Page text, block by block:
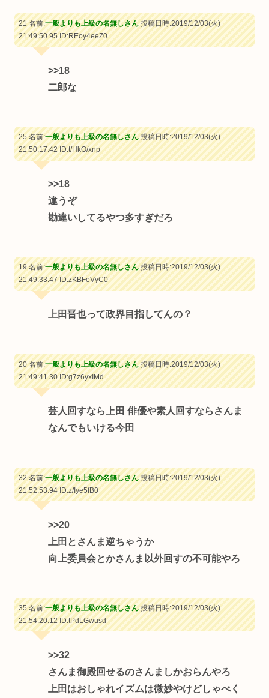
21 名前:一般よりも上級の名無しさん投稿日時:2019/12/03(火)
21:49:50.95ID:REoy4eeZ0
>>18
二郎な
25 名前:一般よりも上級の名無しさん投稿日時:2019/12/03(火)
21:50:17.42ID:t/HkO/xnp
>>18
違うぞ
勘違いしてるやつ多すぎだろ
19 名前:一般よりも上級の名無しさん投稿日時:2019/12/03(火)
21:49:33.47ID:zKBFeVyC0
上田晋也って政界目指してんの？
20 名前:一般よりも上級の名無しさん投稿日時:2019/12/03(火)
21:49:41.30ID:g7z6yxIMd
芸人回すなら上田 俳優や素人回すならさんま
なんでもいける今田
32 名前:一般よりも上級の名無しさん投稿日時:2019/12/03(火)
21:52:53.94ID:z/Iye5fB0
>>20
上田とさんま逆ちゃうか
向上委員会とかさんま以外回すの不可能やろ
35 名前:一般よりも上級の名無しさん投稿日時:2019/12/03(火)
21:54:20.12ID:tPdLGwusd
>>32
さんま御殿回せるのさんましかおらんやろ
上田はおしゃれイズムは微妙やけどしゃべく